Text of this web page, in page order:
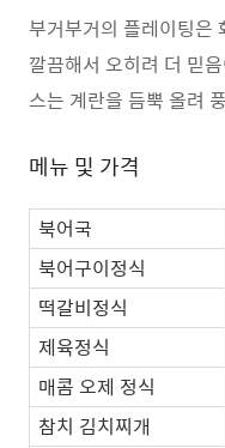
부거부거의 플레이팅은
깔끔해서 오히려 더 믿
스는 계란을 듬뿍 올려
메뉴 및 가격
북어국
북어구이정식
떡갈비정식
제육정식
매콤 오제 정식
참치 김치찌개